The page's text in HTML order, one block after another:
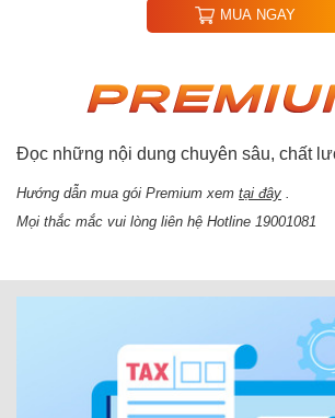
MUA NGAY
Đọc những nội dung chuyên sâu, chất
Hướng dẫn mua gói Premium xem tại đây .
Mọi thắc mắc vui lòng liên hệ Hotline 19001081